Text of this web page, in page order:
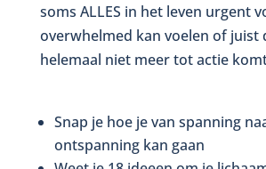
soms ALLES in het leven urgent
overwhelmed kan voelen of juist
helemaal niet meer tot actie
Snap je hoe je van spanning
ontspanning kan gaan